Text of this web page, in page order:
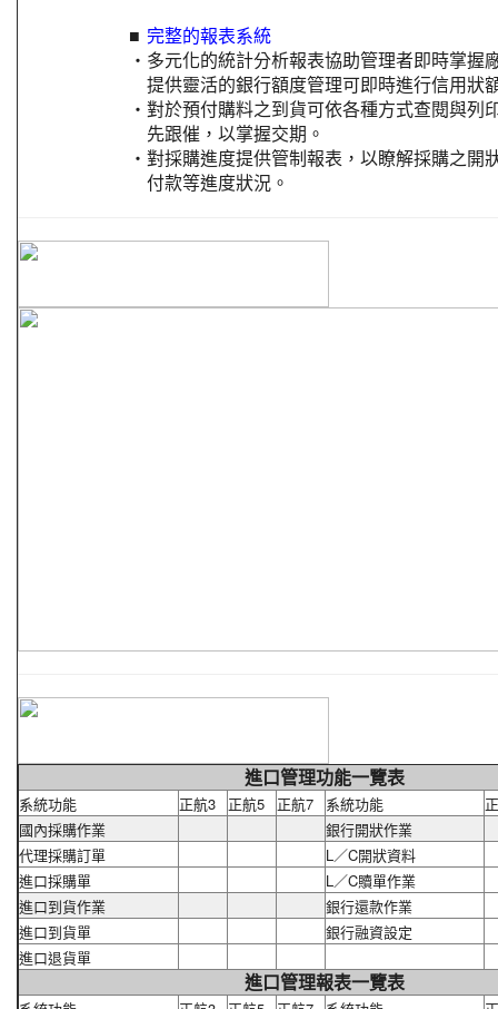
■ 完整的報表系統
‧ 多元化的統計分析報表協助管理者即時掌握
提供靈活的銀行額度管理可即時進行信用狀
‧ 對於預付購料之到貨可依各種方式查閱與列
先跟催，以掌握交期。
‧ 對採購進度提供管制報表，以瞭解採購之開
付款等進度狀況。
進口管理功能一覽表
系統功能 正航3 正航5 正航7 系統功能
國內採購作業
銀行開狀作業
代理採購訂單
L／C開狀資料
進口採購單
L／C贖單作業
進口到貨作業
銀行還款作業
進口到貨單
銀行融資設定
進口退貨單
進口管理報表一覽表